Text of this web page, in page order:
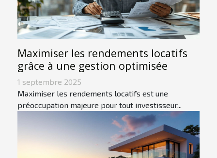
Maximiser les rendements locatifs
grâce à une gestion optimisée
1 septembre 2025
Maximiser les rendements locatifs est une
préoccupation majeure pour tout investisseur...